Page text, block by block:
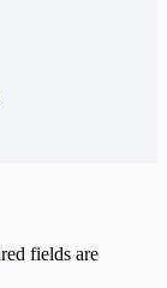
fields are